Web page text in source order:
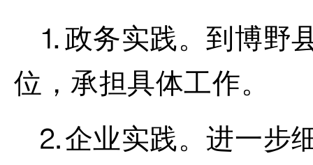
⒈ 政务实践。 到博野
位，承担具体工作。
⒉企业实践。进一步